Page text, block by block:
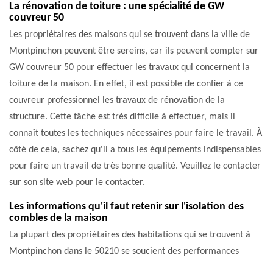
La rénovation de toiture : une spécialité de GW
couvreur 50
Les propriétaires des maisons qui se trouvent dans la ville de
Montpinchon peuvent être sereins, car ils peuvent compter sur
GW couvreur 50 pour effectuer les travaux qui concernent la
toiture de la maison. En effet, il est possible de confier à ce
couvreur professionnel les travaux de rénovation de la
structure. Cette tâche est très difficile à effectuer, mais il
connaît toutes les techniques nécessaires pour faire le travail. À
côté de cela, sachez qu'il a tous les équipements indispensables
pour faire un travail de très bonne qualité. Veuillez le contacter
sur son site web pour le contacter.
Les informations qu'il faut retenir sur l'isolation des
combles de la maison
La plupart des propriétaires des habitations qui se trouvent à
Montpinchon dans le 50210 se soucient des performances